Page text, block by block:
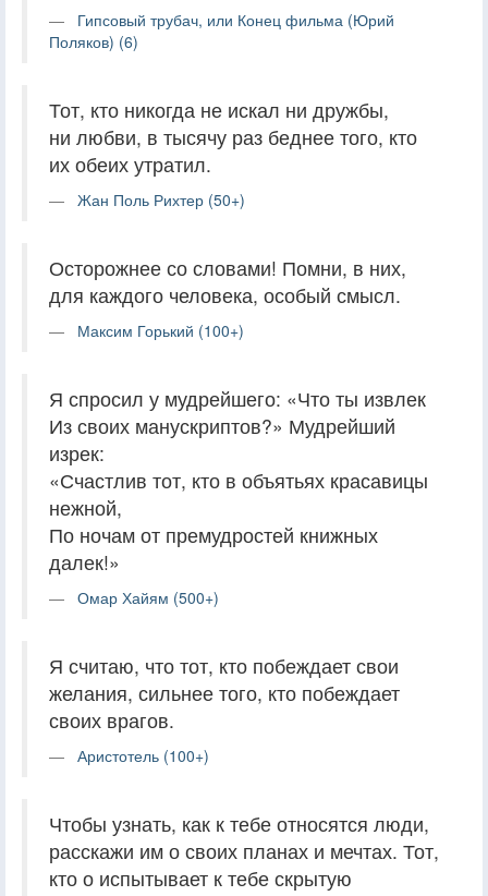
Гипсовый трубач, или Конец фильма (Юрий
Поляков) (6)
Тот, кто никогда не искал ни дружбы,
ни любви, в тысячу раз беднее того, кто
их обеих утратил.
Жан Поль Рихтер (50+)
Осторожнее со словами! Помни, в них,
для каждого человека, особый смысл.
Максим Горький (100+)
Я спросил у мудрейшего: «Что ты извлек
Из своих манускриптов?» Мудрейший
изрек:
«Счастлив тот, кто в объятьях красавицы
нежной,
По ночам от премудростей книжных
далек!»
Омар Хайям (500+)
Я считаю, что тот, кто побеждает свои
желания, сильнее того, кто побеждает
своих врагов.
Аристотель (100+)
Чтобы узнать, как к тебе относятся люди,
расскажи им о своих планах и мечтах. Тот,
кто о испытывает к тебе скрытую